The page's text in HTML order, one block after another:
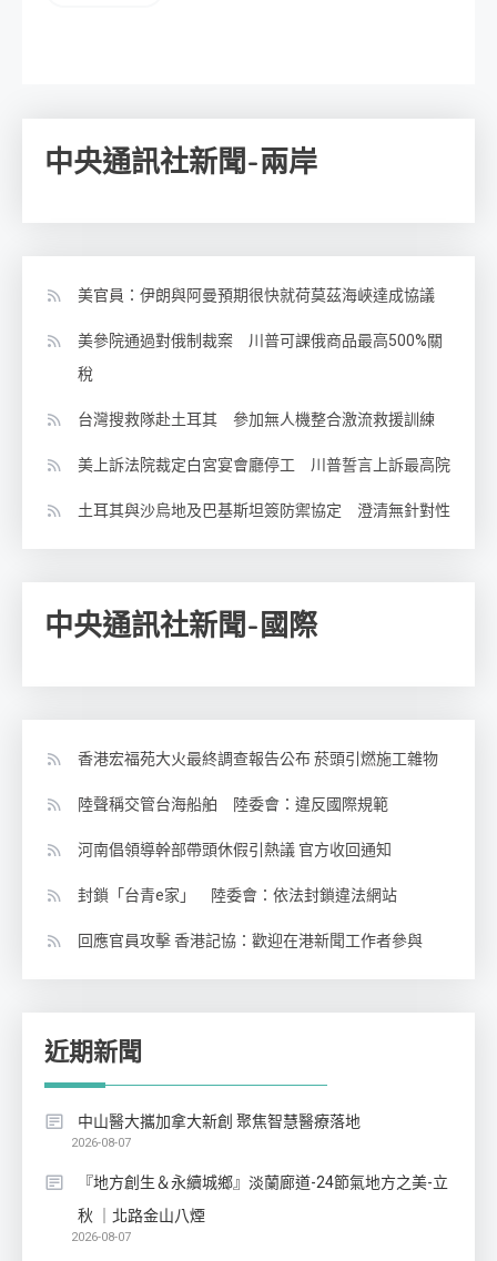
中央通訊社新聞-兩岸
美官員：伊朗與阿曼預期很快就荷莫茲海峽達成協議
美參院通過對俄制裁案 川普可課俄商品最高500%關
稅
台灣搜救隊赴土耳其 參加無人機整合激流救援訓練
美上訴法院裁定白宮宴會廳停工 川普誓言上訴最高院
土耳其與沙烏地及巴基斯坦簽防禦協定 澄清無針對性
中央通訊社新聞-國際
香港宏福苑大火最終調查報告公布 菸頭引燃施工雜物
陸聲稱交管台海船舶 陸委會：違反國際規範
河南倡領導幹部帶頭休假引熱議 官方收回通知
封鎖「台青e家」 陸委會：依法封鎖違法網站
回應官員攻擊 香港記協：歡迎在港新聞工作者參與
近期新聞
中山醫大攜加拿大新創 聚焦智慧醫療落地
2026-08-07
『地方創生＆永續城鄉』淡蘭廊道-24節氣地方之美-立
秋 ｜北路金山八煙
2026-08-07